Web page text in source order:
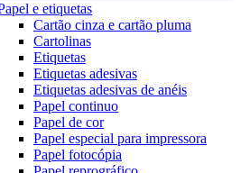
e etiquetas
Cartão cinza e cartão pluma
Cartolinas
Etiquetas
Etiquetas adesivas
Etiquetas adesivas de anéis
Papel continuo
Papel de cor
Papel especial para impressora
Papel fotocópia